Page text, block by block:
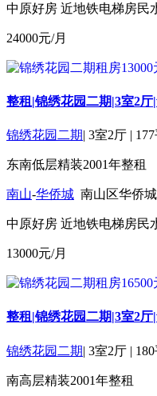
中原好房 近地铁电梯房民
24000元/月
整租|锦绣花园二期|3室2厅
锦绣花园二期| 3室2厅 |
东南低层精装2001年整租
南山-华侨城 南山区华侨
中原好房 近地铁电梯房民
13000元/月
整租|锦绣花园二期|3室2厅
锦绣花园二期| 3室2厅 |
南高层精装2001年整租